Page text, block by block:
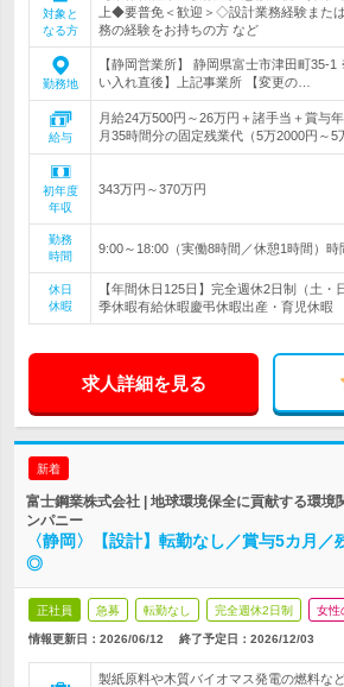
対象と
なる方
上◆要普免＜歓迎＞◇設計業務経験また
務の経験をお持ちの方 など
勤務地
【静岡営業所】 静岡県富士市津田町35-
い入れ直後】上記事業所 【変更の…
給与
月給24万500円～26万円＋諸手当＋賞与
月35時間分の固定残業代（5万2000円～5
初年度
年収
343万円～370万円
勤務
時間
9:00～18:00（実働8時間／休憩1時間）時
休日
休暇
【年間休日125日】完全週休2日制（土・
季休暇有給休暇慶弔休暇出産・育児休暇
求人詳細を見る
新着
富士鋼業株式会社 | 地球環境保全に貢献する環境
ンパニー
〈静岡〉【設計】転勤なし／賞与5カ月
◎
正社員 急募 転勤なし 完全週休2日制 女性
情報更新日：2026/06/12 終了予定日： 2026/12/03
製紙原料や木質バイオマス発電の燃料な